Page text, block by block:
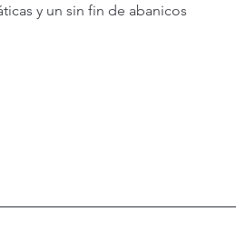
y un sin fin de abanicos